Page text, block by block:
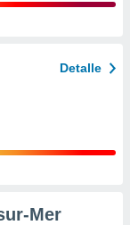
Detalle
Mer